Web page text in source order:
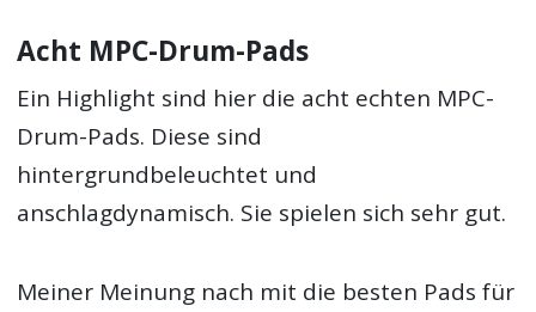
Acht MPC-Drum-Pads
Ein Highlight sind hier die acht echten MPC-
Drum-Pads. Diese sind
hintergrundbeleuchtet und
anschlagdynamisch. Sie spielen sich sehr gut.
Meiner Meinung nach mit die besten Pads für